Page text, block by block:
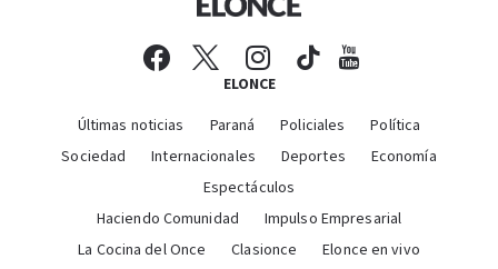
ELONCE
Últimas noticias Paraná Policiales
Política
Sociedad
Internacionales Deportes
Economía
Espectáculos
Haciendo Comunidad
Impulso Empresarial
La Cocina del Once
Clasionce
Elonce en vivo